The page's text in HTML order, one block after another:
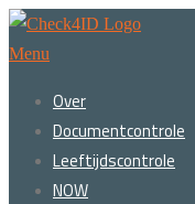
Ga
naar
inhoud
Menu
Over
Documentcontrole
Leeftijdscontrole
NOW